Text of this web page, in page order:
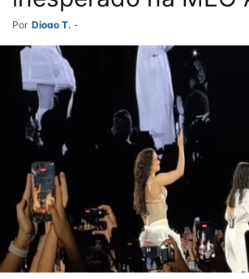
Por Diogo T. -